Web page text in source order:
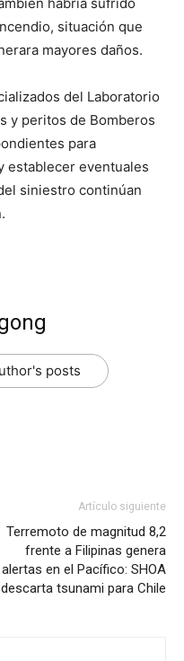
situación que
mayores daños.
del Laboratorio
y peritos de Bomberos
para
establecer eventuales
siniestro continúan
posts
Artículo siguiente
Terremoto de magnitud 8,2
frente a Filipinas genera
alertas en el Pacífico: SHOA
descarta tsunami para Chile